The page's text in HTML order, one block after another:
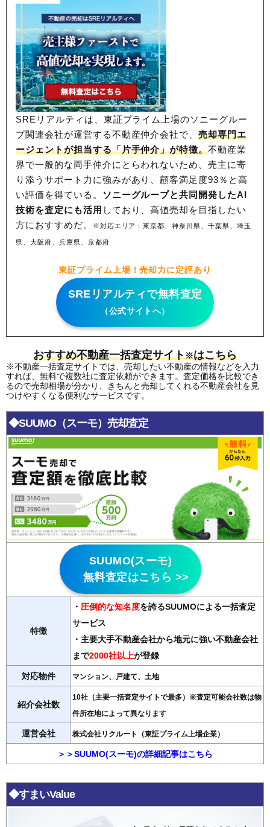
SREリアルティは、東証プライム上場のソニーグルー
プ関連会社が運営する不動産仲介会社で、売却専門エ
ージェントが担当する「片手仲介」が特徴。不動産業
界で一般的な両手仲介にとらわれないため、売主に寄
り添うサポート力に強みがあり、顧客満足度93％と高
い評価を得ている。 ソニーグループと共同開発したAI
技術を査定にも活用 しており、高値売却を目指したい
方におすすめだ。
※対応エリア：東京都、神奈川県、千葉県、埼玉
県、大阪府、兵庫県、京都府
東証プライム上場！売却力に定評あり
SREリアルティで無料査定
（公式サイトへ）
おすすめ不動産一括査定サイト※はこちら
※不動産一括査定サイトでは、売却したい不動産の情報などを入力
すれば、無料で複数社に査定依頼ができます。査定価格を比較でき
るので売却相場が分かり、きちんと売却してくれる不動産会社を見
つけやすくなる便利なサービスです。
◆SUUMO（スーモ）売却査定
SUUMO(スーモ)
無料査定はこちら >>
特徴
・ 圧倒的な知名度を誇るSUUMOによる一括査定
サービス
・主要大手不動産会社から地元に強い不動産会社
まで2000社以上が登録
対応物件 マンション、戸建て、土地
紹介会社数
10社（主要一括査定サイトで最多）※査定可能会社数は物
件所在地によって異なります
運営会社 株式会社リクルート（東証プライム上場企業）
＞＞SUUMO(スーモ)の詳細記事はこちら
◆すまいValue